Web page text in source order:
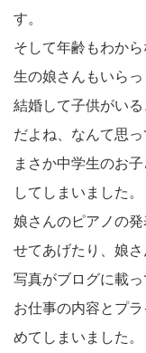
す。
そして年齢もわか
生の娘さんもいらっ
結婚して子供がい
だよね、なんて思
まさか中学生のお
してしまいました。
娘さんのピアノの
せてあげたり、娘
写真がブログに載っ
お仕事の内容とプ
めてしまいました。